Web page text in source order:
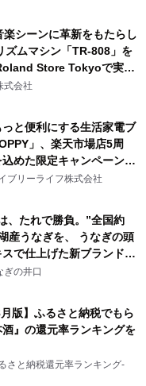
売決定！
楽シーンに革新をもたらし
ズムマシン「TR-808」を
Store Tokyoで実機
記念キャンペーンを開
オ「NTS」の 特別プログ
を フィーチャーしたアニ
公開～
式会社
と便利にする生活家電ブ
」、楽天市場店5周
めた限定キャンペーンを
開催
ブリーライフ株式会社
、たれで勝負。”全国約
産うなぎを、 うなぎの頭
で仕上げた新ブランド
誕生
ぎの井口
月版】ふるさと納税でもら
酒』の還元率ランキングを
さと納税還元率ランキング-